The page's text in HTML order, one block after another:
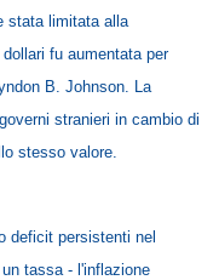
stata limitata alla
fu aumentata per
B. Johnson. La
stranieri in cambio di
stesso valore.
deficit persistenti nel
tassa - l'inflazione